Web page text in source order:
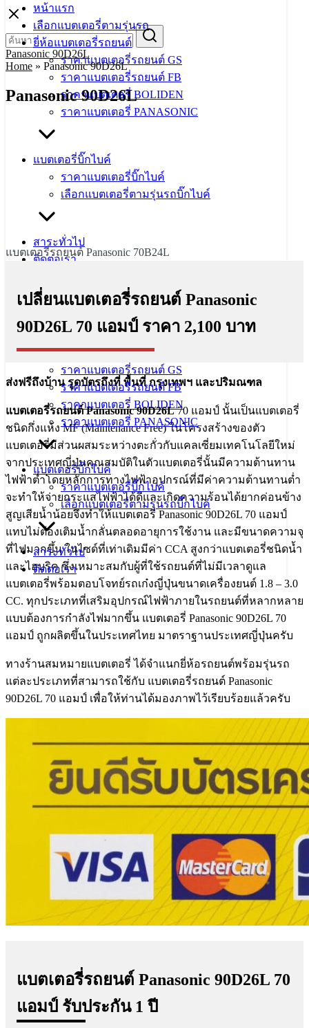
Skip
content
หน้าแรก
เลือกแบตเตอรี่ตามรุ่นรถ
ยี่ห้อแบตเตอรี่รถยนต์
ราคาแบตเตอรี่รถยนต์ GS
ราคาแบตเตอรี่รถยนต์ FB
ราคาแบตเตอรี่ BOLIDEN
ราคาแบตเตอรี่ PANASONIC
แบตเตอรี่บิ๊กไบค์
ราคาแบตเตอรี่บิ๊กไบค์
เลือกแบตเตอรี่ตามรุ่นรถบิ๊กไบค์
สาระทั่วไป
ติดต่อเรา
เลือกแบตเตอรี่ตามรุ่นรถ
ยี่ห้อแบตเตอรี่รถยนต์
ราคาแบตเตอรี่รถยนต์ GS
ราคาแบตเตอรี่รถยนต์ FB
ราคาแบตเตอรี่ BOLIDEN
ราคาแบตเตอรี่ PANASONIC
แบตเตอรี่บิ๊กไบค์
ราคาแบตเตอรี่บิ๊กไบค์
เลือกแบตเตอรี่ตามรุ่นรถบิ๊กไบค์
สาระทั่วไป
ติดต่อเรา
Search
for:
Panasonic 90D26L
Home » Panasonic 90D26L
Panasonic 90D26L
แบตเตอรี่รถยนต์ Panasonic 70B24L
เปลี่ยนแบตเตอรี่รถยนต์ Panasonic
90D26L 70 แอมป์ ราคา 2,100 บาท
ส่งฟรีถึงบ้าน รูดบัตรถึงที่ พื้นที่ กรุงเทพฯ และปริมณฑล
แบตเตอรี่รถยนต์ Panasonic 90D26L70 แอมป์ นั้นเป็นแบตเตอรี่
ชนิดกึ่งแห้ง MF (Maintenance Free) ในโครงสร้างของตัว
แบตเตอรี่มีส่วนผสมระหว่างตะกั่วกับแคลเซี่ยมเทคโนโลยีใหม่
จากประเทศญี่ปุ่นคุณสมบัติในตัวแบตเตอรี่นั้นมีความต้านทาน
ไฟฟ้าต่ำโดยหลักการทางไฟฟ้าอุปกรณ์ที่มีค่าความต้านทานต่ำ
จะทำให้จ่ายกระแสไฟฟ้าได้ดีและเกิดความร้อนได้ยากค่อนข้าง
สูญเสียน้ำน้อยจึงทำให้แบตเตอรี่ Panasonic 90D26L 70 แอมป์
แทบไม่ต้องเติมน้ำกลั่นตลอดอายุการใช้งาน และมีขนาดความจุ
ที่ไฟมากขึ้น ในไซด์ที่เท่าเดิมมีค่า CCA สูงกว่าแบตเตอรี่ชนิดน้ำ
และไฮบริค ซึ่งเหมาะสมกับผู้ที่ใช้รถยนต์ที่ไม่มีเวลาดูแล
แบตเตอรี่พร้อมตอบโจทย์รถเก๋งญี่ปุ่นขนาดเครื่องยนต์ 1.8 – 3.0
CC. ทุกประเภทที่เสริมอุปกรณ์ไฟฟ้าภายในรถยนต์ที่หลากหลาย
แบบต้องการกำลังไฟมากขึ้น แบตเตอรี่ Panasonic 90D26L 70
แอมป์ ถูกผลิตขึ้นในประเทศไทย มาตราฐานประเทศญี่ปุ่นครับ
ทางร้านสมหมายแบตเตอรี่ ได้จำแนกยี่ห้อรถยนต์พร้อมรุ่นรถ
แต่ละประเภทที่สามารถใช้กับ แบตเตอรี่รถยนต์ Panasonic
90D26L 70 แอมป์ เพื่อให้ท่านได้มองภาพไว้เรียบร้อยแล้วครับ
แบตเตอรี่รถยนต์ Panasonic 90D26L 70
แอมป์ รับประกัน 1 ปี